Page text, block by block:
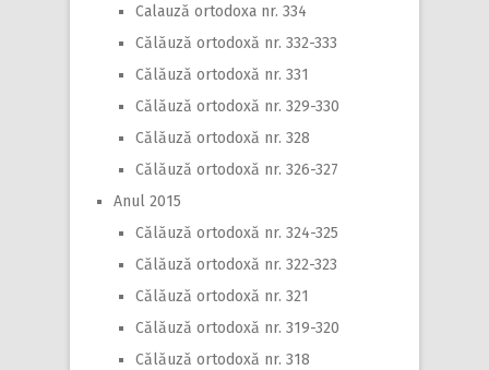
Calauză ortodoxa nr. 334
Călăuză ortodoxă nr. 332-333
Călăuză ortodoxă nr. 331
Călăuză ortodoxă nr. 329-330
Călăuză ortodoxă nr. 328
Călăuză ortodoxă nr. 326-327
Anul 2015
Călăuză ortodoxă nr. 324-325
Călăuză ortodoxă nr. 322-323
Călăuză ortodoxă nr. 321
Călăuză ortodoxă nr. 319-320
Călăuză ortodoxă nr. 318